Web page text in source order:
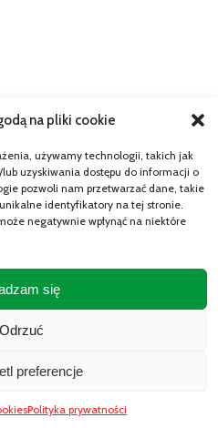
na pliki cookie
używamy technologii, takich jak
uzyskiwania dostępu do informacji o
pozwoli nam przetwarzać dane, takie
identyfikatory na tej stronie.
negatywnie wpłynąć na niektóre
się
Odrzuć
preferencje
Polityka prywatności